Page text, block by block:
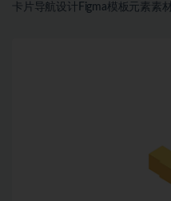
卡片导航设计Figma模板元素素材